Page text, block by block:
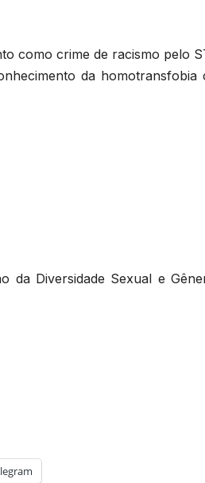
como crime de racismo pelo
da homotransfobia
da Diversidade Sexual e